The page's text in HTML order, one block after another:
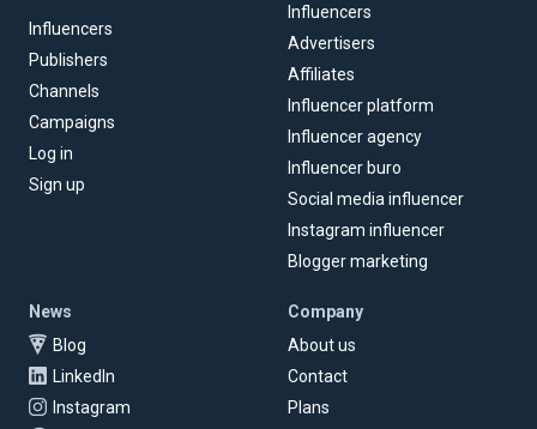
Influencers
Publishers
Channels
Campaigns
Log in
Sign up
Influencers
Advertisers
Affiliates
Influencer platform
Influencer agency
Influencer buro
Social media influencer
Instagram influencer
Blogger marketing
News
Blog
LinkedIn
Instagram
Company
About us
Contact
Plans